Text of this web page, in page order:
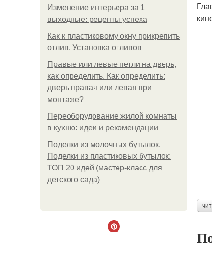
Изменение интерьера за 1
выходные: рецепты успеха
Как к пластиковому окну прикрепить
отлив. Установка отливов
Правые или левые петли на дверь,
как определить. Как определить:
дверь правая или левая при
монтаже?
Переоборудование жилой комнаты
в кухню: идеи и рекомендации
Поделки из молочных бутылок.
Поделки из пластиковых бутылок:
ТОП 20 идей (мастер-класс для
детского сада)